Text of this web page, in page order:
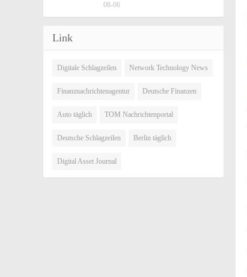
08-06
Link
Digitale Schlagzeilen Network Technology News
Finanznachrichtenagentur Deutsche Finanzen
Auto täglich TOM Nachrichtenportal
Deutsche Schlagzeilen Berlin täglich
Digital Asset Journal